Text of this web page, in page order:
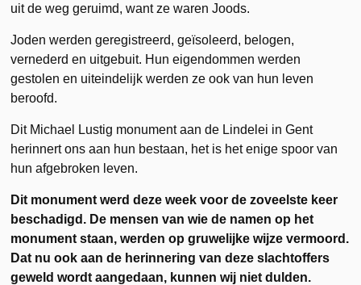
uit de weg geruimd, want ze waren Joods.
Joden werden geregistreerd, geïsoleerd, belogen,
vernederd en uitgebuit. Hun eigendommen werden
gestolen en uiteindelijk werden ze ook van hun leven
beroofd.
Dit Michael Lustig monument aan de Lindelei in Gent
herinnert ons aan hun bestaan, het is het enige spoor van
hun afgebroken leven.
Dit monument werd deze week voor de zoveelste keer
beschadigd. De mensen van wie de namen op het
monument staan, werden op gruwelijke wijze vermoord.
Dat nu ook aan de herinnering van deze slachtoffers
geweld wordt aangedaan, kunnen wij niet dulden.